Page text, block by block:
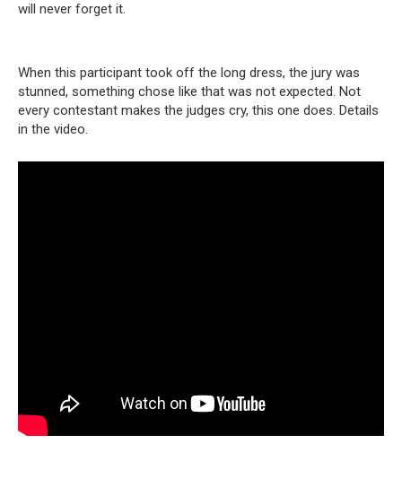
will never forget it.
When this participant took off the long dress, the jury was
stunned, something chose like that was not expected. Not
every contestant makes the judges cry, this one does. Details
in the video.